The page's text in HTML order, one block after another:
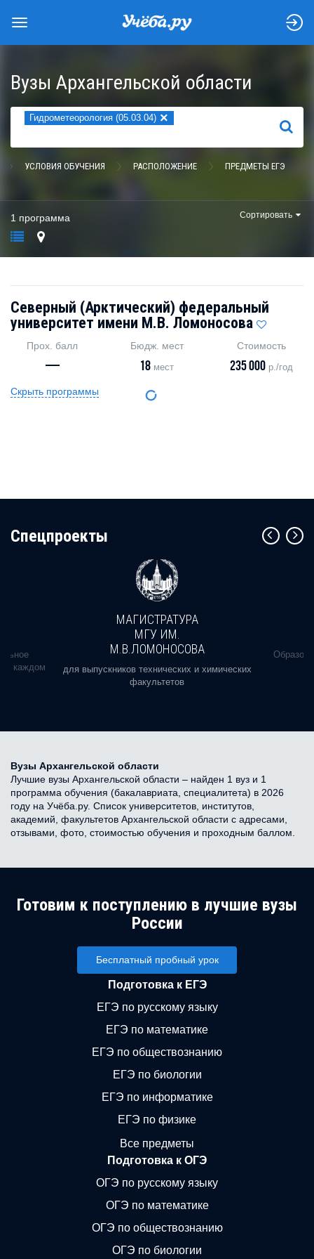
Вузы Архангельской области
Гидрометеорология (05.03.04) ×
НАЙТИ
УСЛОВИЯ ОБУЧЕНИЯ РАСПОЛОЖЕНИЕ ПРЕДМЕТЫ ЕГЭ
1 программа Сортировать
Северный (Арктический) федеральный
университет имени М.В. Ломоносова
Прох. балл
—
Бюдж. мест
18 мест
Стоимость
235 000 р./год
Скрыть программы
Cпецпроекты
в каждом
МАГИСТРАТУРА
МГУ ИМ.
М.В.ЛОМОНОСОВА
для выпускников технических и химических
факультетов
Вузы Архангельской области
Лучшие вузы Архангельской области – найден 1 вуз и 1
программа обучения (бакалавриата, специалитета) в 2026
году на Учёба.ру. Список университетов, институтов,
академий, факультетов Архангельской области с адресами,
отзывами, фото, стоимостью обучения и проходным баллом.
Готовим к поступлению в лучшие вузы
России
Бесплатный пробный урок
Подготовка к ЕГЭ
ЕГЭ по русскому языку
ЕГЭ по математике
ЕГЭ по обществознанию
ЕГЭ по биологии
ЕГЭ по информатике
ЕГЭ по физике
Все предметы
Подготовка к ОГЭ
ОГЭ по русскому языку
ОГЭ по математике
ОГЭ по обществознанию
ОГЭ по биологии